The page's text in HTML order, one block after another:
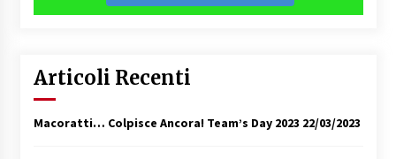
Articoli Recenti
Macoratti… Colpisce Ancora! Team’s Day 2023 22/03/2023